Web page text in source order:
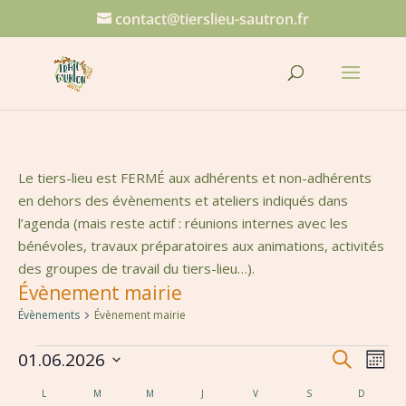
contact@tierslieu-sautron.fr
Le tiers-lieu est FERMÉ aux adhérents et non-adhérents
en dehors des évènements et ateliers indiqués dans
l’agenda (mais reste actif : réunions internes avec les
bénévoles, travaux préparatoires aux animations, activités
des groupes de travail du tiers-lieu…).
Évènement mairie
Évènements Évènement mairie
Évènements Recherche
de
Mois
01.06.2026
Calendrier
L M M MERCREDIJ V SSAMEDI D